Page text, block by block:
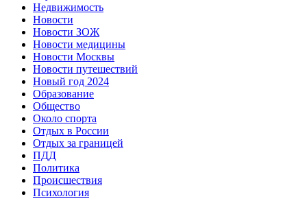
Недвижимость
Новости
Новости ЗОЖ
Новости медицины
Новости Москвы
Новости путешествий
Новый год 2024
Образование
Общество
Около спорта
Отдых в России
Отдых за границей
ПДД
Политика
Происшествия
Психология